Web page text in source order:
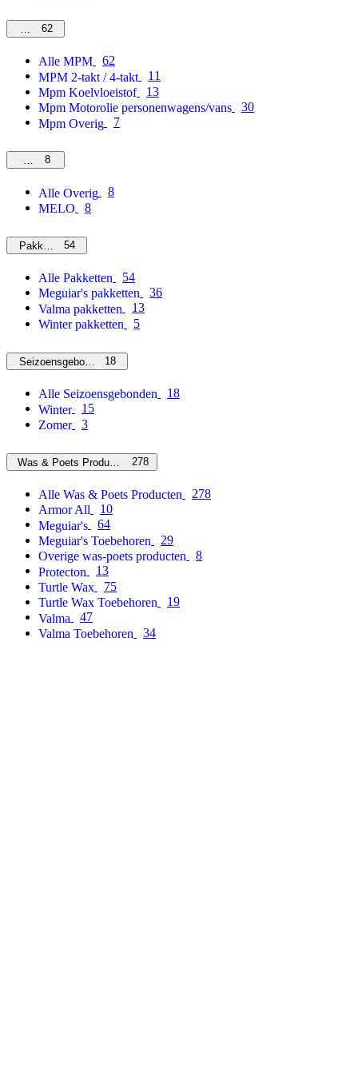
MPM62
Alle MPM
62
MPM 2-takt / 4-takt
11
Mpm Koelvloeistof
13
Mpm Motorolie personenwagens/vans
30
Mpm Overig
7
Overig
8
Alle Overig
8
MELO
8
Pakketten54
Alle Pakketten
54
Meguiar's pakketten
36
Valma pakketten
13
Winter pakketten
5
Seizoensgebonden18
Alle Seizoensgebonden
18
Winter
15
Zomer
3
Was & Poets Producten 278
Alle Was & Poets Producten
278
Armor All
10
Meguiar's
64
Meguiar's Toebehoren
29
Overige was-poets producten
8
Protecton
13
Turtle Wax
75
Turtle Wax Toebehoren
19
Valma
47
Valma Toebehoren
34